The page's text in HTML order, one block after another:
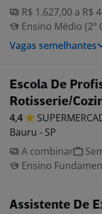
R$ 1.627,00 a R$
Ensino Médio (2º
Vagas semelhantes
Escola De
Rotisserie/
4,4
Bauru - SP
A combinar
Ensino
Assistente De